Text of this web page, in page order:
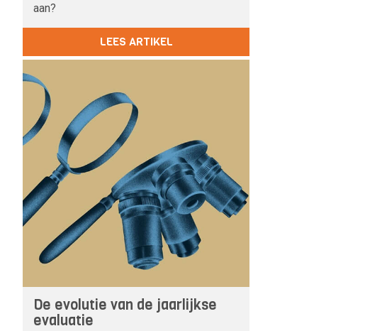
aan?
LEES ARTIKEL
De evolutie van de jaarlijkse
evaluatie